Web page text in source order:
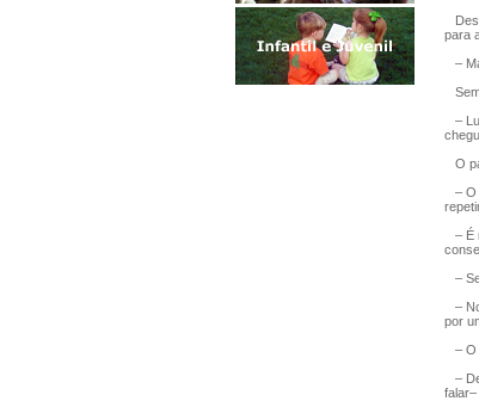
para
–
–
O
– O
– É
–
–
por
– O
–